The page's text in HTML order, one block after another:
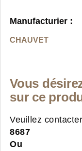
Manufacturier :
CHAUVET
Vous
sur ce
Veuillez
8687
Ou